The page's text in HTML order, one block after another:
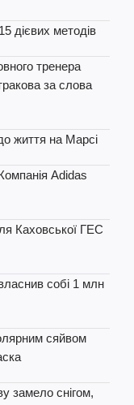
дієвих методів
тренера
за слова
життя на Марсі
Adidas
Каховської ГЕС
собі 1 млн
сяйвом
замело снігом,